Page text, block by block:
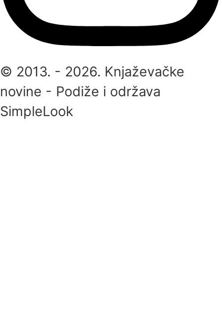
© 2013. - 2026. Knjaževačke
novine - Podiže i održava
SimpleLook